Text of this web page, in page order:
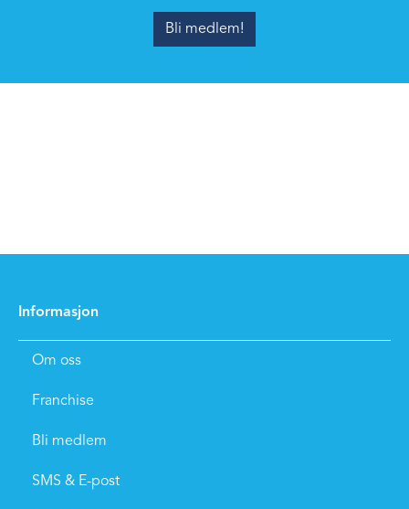
Bli medlem!
Informasjon
Om oss
Franchise
Bli medlem
SMS & E-post